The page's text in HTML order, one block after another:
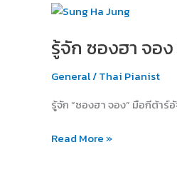
รู้จัก ซองฮา จอ
General/Thai Pianist
รู้จัก “ซองฮา จอง” มือกีต้า
รู้จัก
ฮา
จอง
มือ
อัจฉริยะ
เกาหลี
Read More »